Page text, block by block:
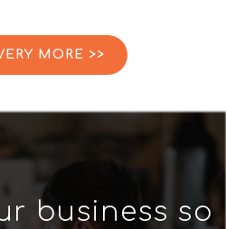
MORE >>
business so